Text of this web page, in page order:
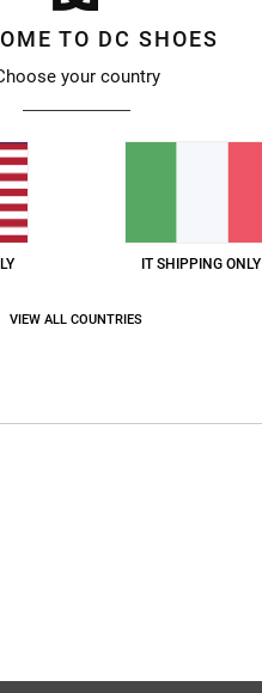
TO DC SHOES
your country
IT SHIPPING ONLY
VIEW ALL COUNTRIES